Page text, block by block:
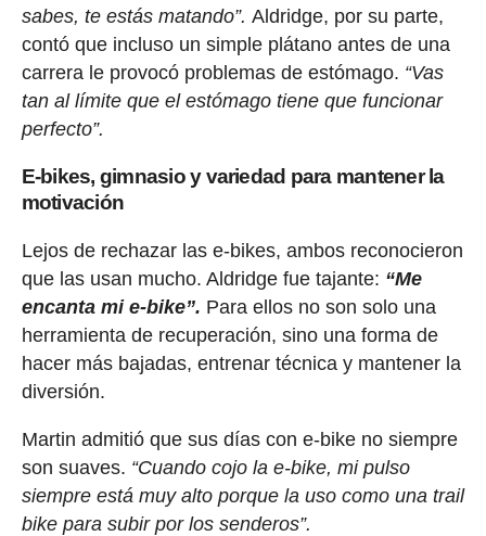
sabes, te estás matando”. Aldridge, por su parte,
contó que incluso un simple plátano antes de una
carrera le provocó problemas de estómago. “Vas
tan al límite que el estómago tiene que funcionar
perfecto”.
E-bikes, gimnasio y variedad para mantener la
motivación
Lejos de rechazar las e-bikes, ambos reconocieron
que las usan mucho. Aldridge fue tajante: “Me
encanta mi e-bike”. Para ellos no son solo una
herramienta de recuperación, sino una forma de
hacer más bajadas, entrenar técnica y mantener la
diversión.
Martin admitió que sus días con e-bike no siempre
son suaves. “Cuando cojo la e-bike, mi pulso
siempre está muy alto porque la uso como una trail
bike para subir por los senderos”.